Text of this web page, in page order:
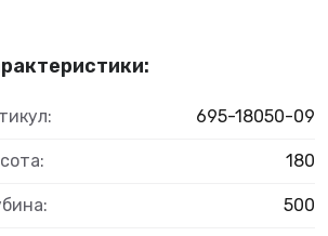
695-18050-09
180
500